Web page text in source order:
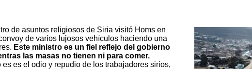
de asuntos religiosos de Siria visitó Homs en
de varios lujosos vehículos haciendo una
Este ministro es un fiel reflejo del gobierno
las masas no tienen ni para comer.
es el odio y repudio de los trabajadores sirios,